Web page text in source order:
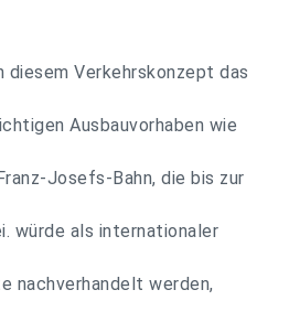
diesem Verkehrskonzept das
Ausbauvorhaben wie
Josefs-Bahn, die bis zur
würde als internationaler
nachverhandelt werden,